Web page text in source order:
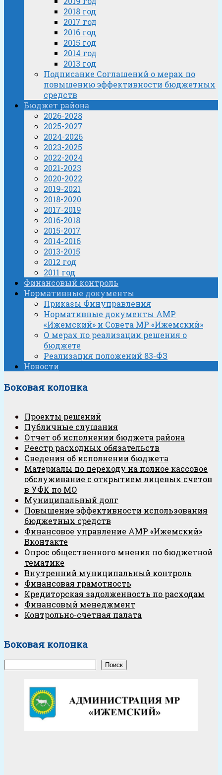
2018 год
2017 год
2016 год
2015 год
2014 год
2013 год
Подписание Соглашений о мерах по
повышению эффективности бюджетных
средств
Бюджет района
2026-2028
2025-2027
2024-2026
2023-2025
2022-2024
2021-2023
2020-2022
2019-2021
2018-2020
2017-2019
2016-2018
2015-2017
2014-2016
2013-2015
2012 год
2011 год
Финансовый контроль
Нормативные документы
Приказы Финуправления
Нормативные документы АМР
«Ижемский» и Совета МР «Ижемский»
О мерах по реализации решения о
бюджете
Реализация положений 83-ФЗ
Новости
Боковая колонка
Проекты решений
Публичные слушания
Отчет об исполнении бюджета района
Реестр расходных обязательств
Сведения об исполнении бюджета
Материалы по переходу на полное кассовое
обслуживание с открытием лицевых счетов
в УФК по МО
Муниципальный долг
Повышение эффективности использования
бюджетных средств
Финансовое управление АМР «Ижемский»
Вконтакте
Опрос общественного мнения по бюджетной
тематике
Внутренний муниципальный контроль
Финансовая грамотность
Кредиторская задолженность по расходам
Финансовый менеджмент
Контрольно-счетная палата
Боковая колонка
Поиск